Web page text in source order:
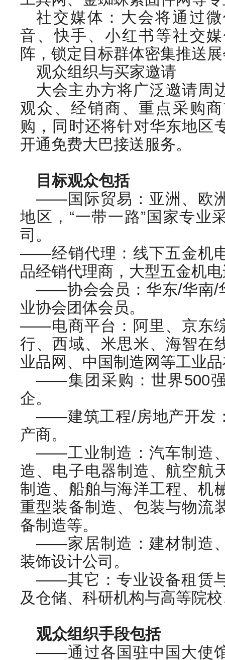
社交媒体：大会将通过
音、快手、小红书等社交
阵，锁定目标群体密集推送
观众组织与买家邀请
大会主办方将广泛邀请周
观众、经销商、重点采购
购，同时还将针对华东地区
开通免费大巴接送服务。
目标观众包括
——国际贸易：亚洲、欧
地区，“一带一路”国家专业
司。
——经销代理：线下五金机
品经销代理商，大型五金机
——协会会员：华东/华南/
业协会团体会员。
——电商平台：阿里、京东
行、西域、米思米、海智在
业品网、中国制造网等工业
——集团采购：世界500
企。
——建筑工程/房地产开发
产商。
——工业制造：汽车制造
造、电子电器制造、航空航
制造、船舶与海洋工程、机
重型装备制造、包装与物流
备制造等。
——家居制造：建材制造
装饰设计公司。
——其它：专业设备租赁
及仓储、科研机构与高等院
观众组织手段包括
——通过各国驻中国大使